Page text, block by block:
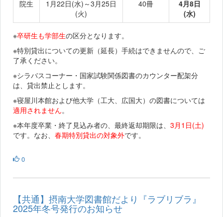
院生
1月22日(水)～3月25日
(火)
40冊
4月8日
(水)
※卒研生も学部生の区分となります。
※特別貸出についての更新（延長）手続はできませんので、ご
了承ください。
※シラバスコーナー・国家試験関係図書のカウンター配架分
は、貸出禁止とします。
※寝屋川本館および他大学（工大、広国大）の図書については
適用されません。
※本年度卒業・終了見込み者の、最終返却期限は、 3月1日(土)
です。なお、 春期特別貸出の対象外です。
0
【共通】摂南大学図書館だより『ラブリブラ』
2025年冬号発行のお知らせ